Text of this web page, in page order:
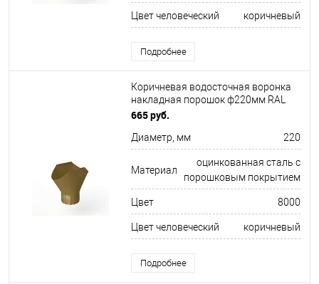
Цвет человеческий коричневый
Подробнее
Коричневая водосточная воронка
накладная порошок ф220мм RAL
8000
665 руб.
Диаметр, мм 220
Материал
оцинкованная сталь с
порошковым покрытием
Цвет 8000
Цвет человеческий коричневый
Подробнее